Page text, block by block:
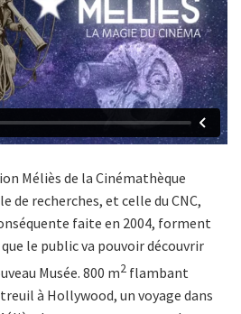
Méliès de la Cinémathèque
de recherches, et celle du CNC,
faite en 2004, forment
le public va pouvoir découvrir
Musée. 800 m2 flambant
à Hollywood, un voyage dans